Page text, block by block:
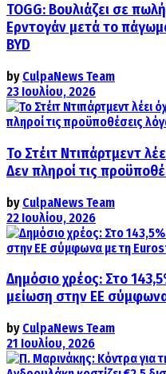
TOGG: Βουλιάζει σε
Ερντογάν μετά το
BYD
by CulpaNews Team
23 Ιουλίου, 2026
Το Στέιτ Ντιπάρτμεντ
Δεν πληροί τις
by CulpaNews Team
22 Ιουλίου, 2026
Δημόσιο χρέος: Στο
μείωση στην ΕΕ
by CulpaNews Team
21 Ιουλίου, 2026